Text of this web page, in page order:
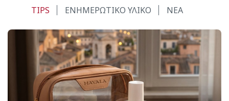
TIPS ΕΝΗΜΕΡΩΤΙΚΟ ΥΛΙΚΟ ΝΕΑ